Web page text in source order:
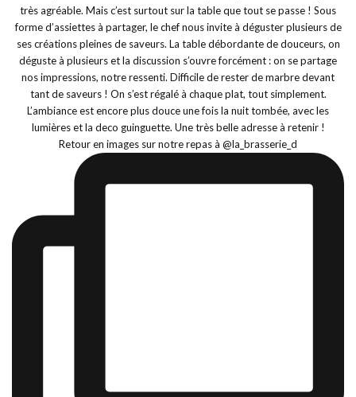
Retour en images sur notre repas à @la_brasserie_d